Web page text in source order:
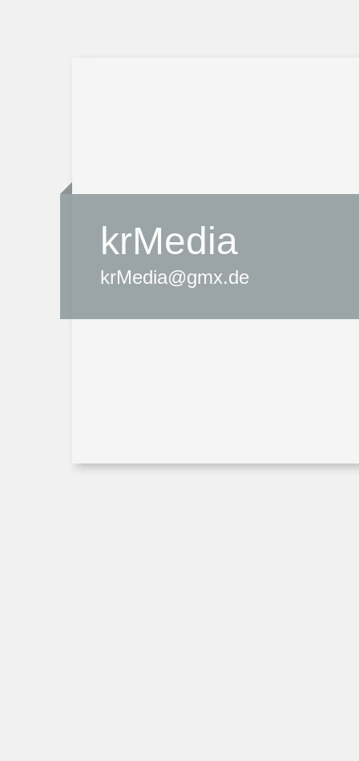
krMedia
krMedia@gmx.de